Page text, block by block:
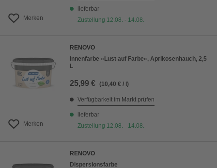
Merken
lieferbar
Zustellung 12.08. - 14.08.
Merken
RENOVO
Innenfarbe »Lust auf Farbe«, Aprikosenhauch, 2,5
L
25,99 € (10,40 € / l)
Verfügbarkeit im Markt prüfen
lieferbar
Zustellung 12.08. - 14.08.
RENOVO
Dispersionsfarbe